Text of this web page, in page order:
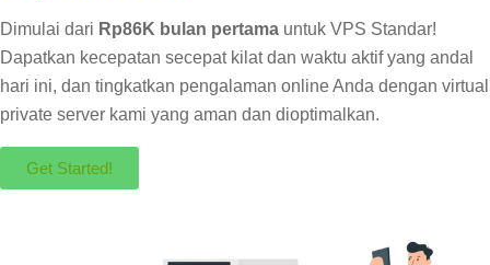
Dimulai dari Rp86K bulan pertama untuk VPS Standar!
Dapatkan kecepatan secepat kilat dan waktu aktif yang andal
hari ini, dan tingkatkan pengalaman online Anda dengan virtual
private server kami yang aman dan dioptimalkan.
Get Started!